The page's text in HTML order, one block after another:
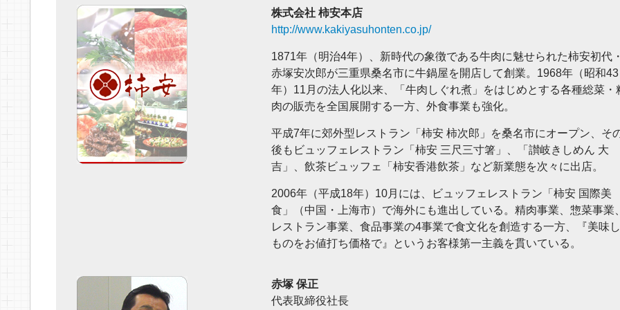
株式会社 柿安本店
http://www.kakiyasuhonten.co.jp/
1871年（明治4年）、新時代の象徴である牛肉に魅せられた柿安初代・
赤塚安次郎が三重県桑名市に牛鍋屋を開店して創業。1968年（昭和43
年）11月の法人化以来、「牛肉しぐれ煮」をはじめとする各種総菜・
肉の販売を全国展開する一方、外食事業も強化。
平成7年に郊外型レストラン「柿安 柿次郎」を桑名市にオープン、そ
後もビュッフェレストラン「柿安 三尺三寸箸」、「讃岐きしめん 大
吉」、飲茶ビュッフェ「柿安香港飲茶」など新業態を次々に出店。
2006年（平成18年）10月には、ビュッフェレストラン「柿安 国際美
食」（中国・上海市）で海外にも進出している。精肉事業、惣菜事業、
レストラン事業、食品事業の4事業で食文化を創造する一方、『美味
ものをお値打ち価格で』というお客様第一主義を貫いている。
赤塚 保正
代表取締役社長